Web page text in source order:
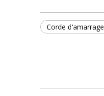
Corde d'amarrage